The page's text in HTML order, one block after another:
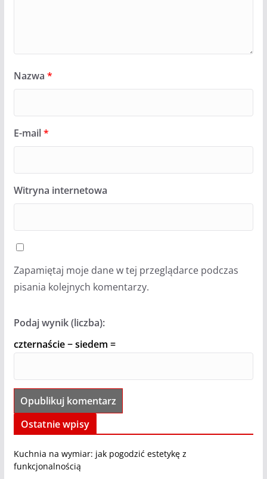
Nazwa *
E-mail*
Witryna internetowa
Zapamiętaj moje dane w tej przeglądarce podczas
pisania kolejnych komentarzy.
Podaj wynik (liczba):
czternaście − siedem =
Ostatnie wpisy
Kuchnia na wymiar: jak pogodzić estetykę z
funkcjonalnością